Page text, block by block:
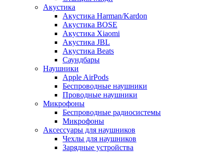
Акустика
Акустика Harman/Kardon
Акустика BOSE
Акустика Xiaomi
Акустика JBL
Акустика Beats
Саундбары
Наушники
Apple AirPods
Беспроводные наушники
Проводные наушники
Микрофоны
Беспроводные радиосистемы
Микрофоны
Аксессуары для наушников
Чехлы для наушников
Зарядные устройства